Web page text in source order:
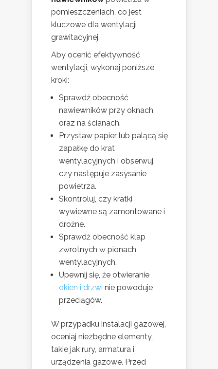
pomieszczeniach, co jest
kluczowe dla wentylacji
grawitacyjnej.
Aby ocenić efektywność
wentylacji, wykonaj poniższe
kroki:
Sprawdź obecność
nawiewników przy oknach
oraz na ścianach.
Przystaw papier lub palącą się
zapałkę do krat
wentylacyjnych i obserwuj,
czy następuje zasysanie
powietrza.
Skontroluj, czy kratki
wywiewne są zamontowane i
drożne.
Sprawdź obecność klap
zwrotnych w pionach
wentylacyjnych.
Upewnij się, że otwieranie
okien i drzwi nie powoduje
przeciągów.
W przypadku instalacji gazowej,
oceniaj niezbędne elementy,
takie jak rury, armatura i
urządzenia gazowe. Przed